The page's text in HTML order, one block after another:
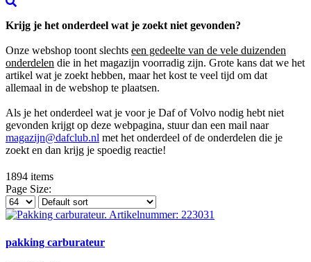
Krijg je het onderdeel wat je zoekt niet gevonden?
Onze webshop toont slechts een gedeelte van de vele duizenden
onderdelen die in het magazijn voorradig zijn. Grote kans dat we het
artikel wat je zoekt hebben, maar het kost te veel tijd om dat
allemaal in de webshop te plaatsen.
Als je het onderdeel wat je voor je Daf of Volvo nodig hebt niet
gevonden krijgt op deze webpagina, stuur dan een mail naar
magazijn@dafclub.nl met het onderdeel of de onderdelen die je
zoekt en dan krijg je spoedig reactie!
1894 items
Page Size:
pakking carburateur